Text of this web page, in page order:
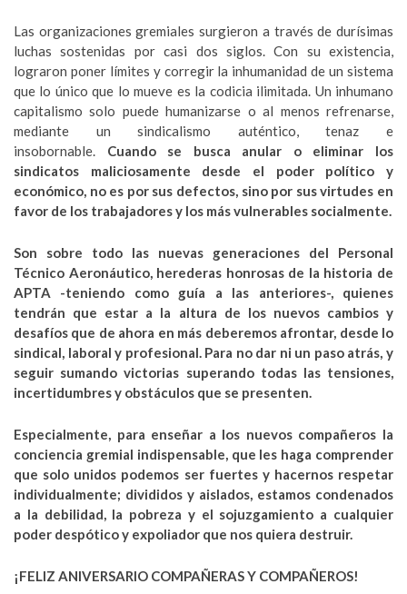
Las organizaciones gremiales surgieron a través de durísimas
luchas sostenidas por casi dos siglos. Con su existencia,
lograron poner límites y corregir la inhumanidad de un sistema
que lo único que lo mueve es la codicia ilimitada. Un inhumano
capitalismo solo puede humanizarse o al menos refrenarse,
mediante un sindicalismo auténtico, tenaz e
insobornable. Cuando se busca anular o eliminar los
sindicatos maliciosamente desde el poder político y
económico, no es por sus defectos, sino por sus virtudes en
favor de los trabajadores y los más vulnerables socialmente.
Son sobre todo las nuevas generaciones del Personal
Técnico Aeronáutico, herederas honrosas de la historia de
APTA -teniendo como guía a las anteriores-, quienes
tendrán que estar a la altura de los nuevos cambios y
desafíos que de ahora en más deberemos afrontar, desde lo
sindical, laboral y profesional. Para no dar ni un paso atrás, y
seguir sumando victorias superando todas las tensiones,
incertidumbres y obstáculos que se presenten.
Especialmente, para enseñar a los nuevos compañeros la
conciencia gremial indispensable, que les haga comprender
que solo unidos podemos ser fuertes y hacernos respetar
individualmente; divididos y aislados, estamos condenados
a la debilidad, la pobreza y el sojuzgamiento a cualquier
poder despótico y expoliador que nos quiera destruir.
¡FELIZ ANIVERSARIO COMPAÑERAS Y COMPAÑEROS!